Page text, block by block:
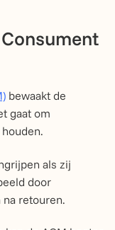
bewaakt de
gaat om
als zij
door
retouren.